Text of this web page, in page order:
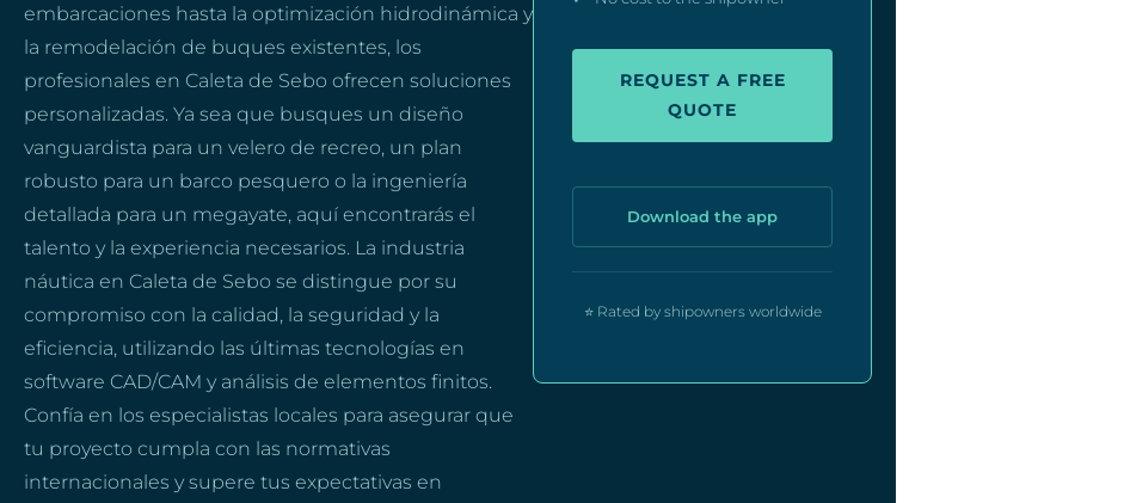
embarcaciones hasta la optimización hidrodinámica y
la remodelación de buques existentes, los
profesionales en Caleta de Sebo ofrecen soluciones
personalizadas. Ya sea que busques un diseño
vanguardista para un velero de recreo, un plan
robusto para un barco pesquero o la ingeniería
detallada para un megayate, aquí encontrarás el
talento y la experiencia necesarios. La industria
náutica en Caleta de Sebo se distingue por su
compromiso con la calidad, la seguridad y la
eficiencia, utilizando las últimas tecnologías en
software CAD/CAM y análisis de elementos finitos.
Confía en los especialistas locales para asegurar que
tu proyecto cumpla con las normativas
internacionales y supere tus expectativas en
REQUEST A FREE
QUOTE
Download the app
⭐ Rated by shipowners worldwide